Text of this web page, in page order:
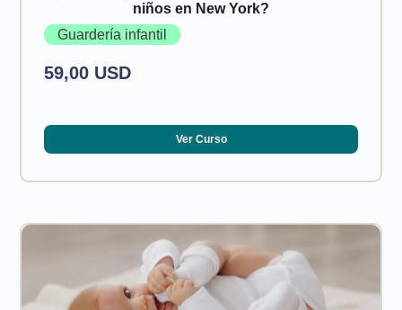
niños en New York?
Guardería infantil
59,00 USD
Ver Curso